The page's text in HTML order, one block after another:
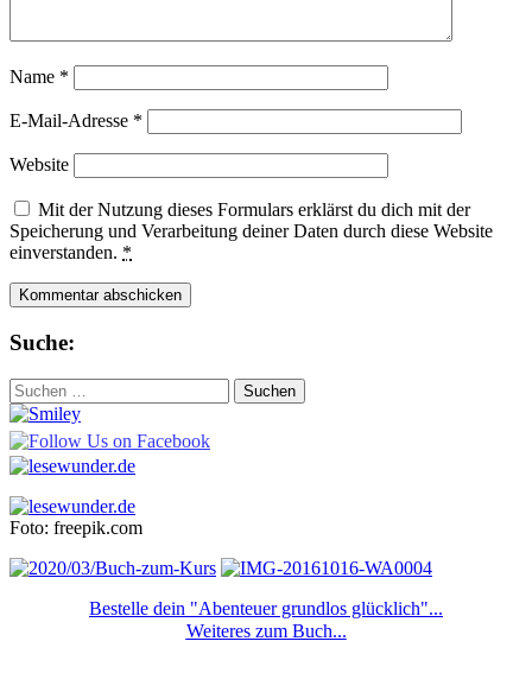
Name *
E-Mail-Adresse *
Website
Mit der Nutzung dieses Formulars erklärst du dich mit der
Speicherung und Verarbeitung deiner Daten durch diese Website
einverstanden. *
Suche:
Suchen
nach:
Foto: freepik.com
Bestelle dein "Abenteuer grundlos glücklich"...
Weiteres zum Buch...